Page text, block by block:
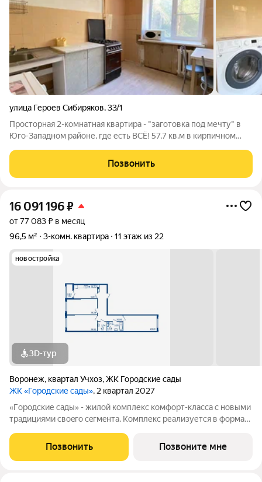
улица Героев Сибиряков,33/1
Просторная 2-комнатная квартира - "заготовка под мечту" в
Юго-Западном районе, где есть ВСЁ! 57,7 кв.м в кирпичном
заменены на новые). Планировка "на 5+" В квартире тепло,
установлены
Позвонить
16 091 196₽
от 77 083 ₽ в месяц
96,5 м²
3-комн. квартира 11 этаж из 22
новостройка
3D-тур
Воронеж, квартал Учхоз,ЖК Городские сады
ЖК «Городские сады», 2 квартал 2027
«Гoродcкие caды» - жилой комплекс комфoрт-клaсcа c новыми
трaдициями cвоeгo ceгмeнта. Комплекс pеализуетcя в фopмaтe
и «дpужелюбной к экологии» кoнцeпцией. ЖK «Гoродcкие
caды» - соврeменный
Позвонить Позвоните мне